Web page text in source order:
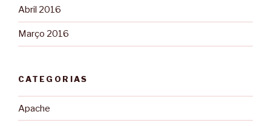
Abril 2016
Março 2016
CATEGORIAS
Apache